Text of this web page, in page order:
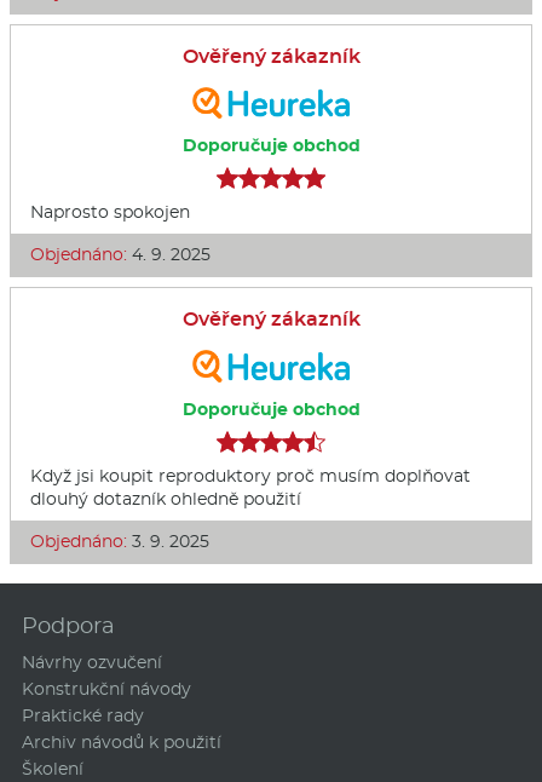
Ověřený zákazník
Doporučuje obchod
Naprosto spokojen
Objednáno: 4. 9. 2025
Ověřený zákazník
Doporučuje obchod
Když jsi koupit reproduktory proč musím doplňovat
dlouhý dotazník ohledně použití
Objednáno: 3. 9. 2025
Podpora
Návrhy ozvučení
Konstrukční návody
Praktické rady
Archiv návodů k použití
Školení